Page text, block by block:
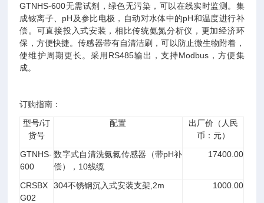
GTNHS-600无需试剂，绿色无污染，可以在线实时监测。集
成铵离子、pH及参比电极，自动对水体中的pH和温度进行补
偿。可直接投入式安装，相比传统氨氮分析仪，更加经济环
保，方便快捷。传感器带有自清洁刷，可以防止微生物附着，
使维护周期更长。采用RS485输出，支持Modbus，方便集
成。
订购指南：
型号/订
货号
配置
出厂价（人民
币：元）
GTNHS-
600
数字式自清洗氨氮传感器（带pH补
偿）， 10线缆
17400.00
CRSBX
G02
304不锈钢沉入式安装支架 ,2m 1000.00